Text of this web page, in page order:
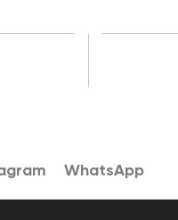
WhatsApp